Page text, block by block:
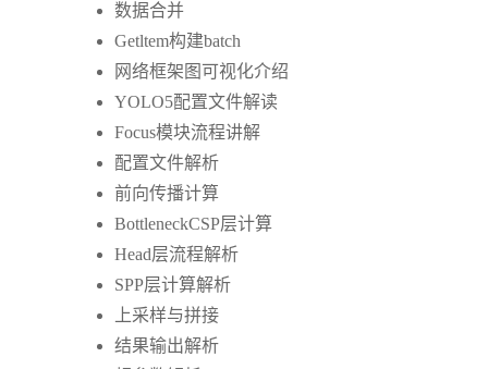
数据合并
Getltem构建batch
网络框架图可视化介绍
YOLO5配置文件解读
Focus模块流程讲解
配置文件解析
前向传播计算
BottleneckCSP层计算
Head层流程解析
SPP层计算解析
上采样与拼接
结果输出解析